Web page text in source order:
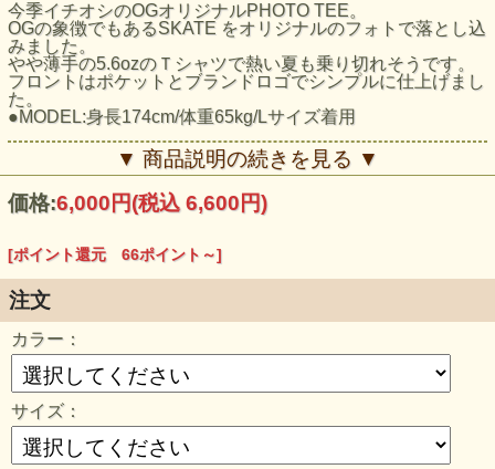
今季イチオシのOGオリジナルPHOTO TEE。
OGの象徴でもあるSKATE をオリジナルのフォトで落とし込
みました。
やや薄手の5.6ozのＴシャツで熱い夏も乗り切れそうです。
フロントはポケットとブランドロゴでシンプルに仕上げまし
た。
●MODEL:身長174cm/体重65kg/Lサイズ着用
■SIZE CHART：
Sサイズ/着丈65/身幅49/肩幅42/袖丈19
Mサイズ/着丈69/身幅52/肩幅46/袖丈20
Lサイズ/着丈73/身幅55/肩幅50/袖丈22
Ｔシャツ1枚でご購入の際はネコポスにて発送させて頂きま
す。
尚、代金引換をご希望の場合は【宅急便】にて発送させて頂
きます。
※Ｔシャツ2枚以上、または他の商品と合わせてご購入の場
合は【宅急便】での発送とさせて頂きます。
（但しステッカーは除きます。）
ご注文フォームの備考欄に日時指定があればご記載下さい。
●お届けまでの日数は、宅急便同等の翌日もしくは翌々日配
達となります。
●お届け日時の指定はできません。
●ポストへの投函となります。荷物が入らない場合は不在票
が入ります。
▼ 商品説明の続きを見る ▼
価格:6,000円(税込 6,600円)
[ポイント還元 66ポイント～]
注文
カラー：
サイズ：